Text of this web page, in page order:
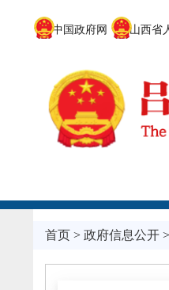
中国政府网 山西省人
首页> 政府信息公开